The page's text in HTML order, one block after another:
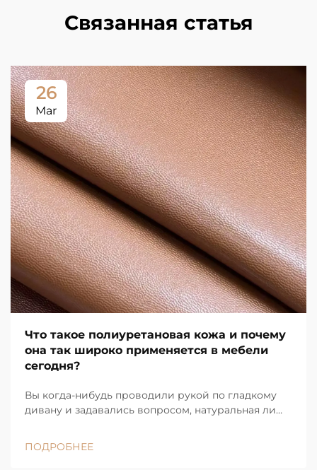
Связанная статья
26
Mar
Что такое полиуретановая кожа и почему
она так широко применяется в мебели
сегодня?
Вы когда-нибудь проводили рукой по гладкому
дивану и задавались вопросом, натуральная ли
повсюду: от модных диванов для квартир до
ПОДРОБНЕЕ